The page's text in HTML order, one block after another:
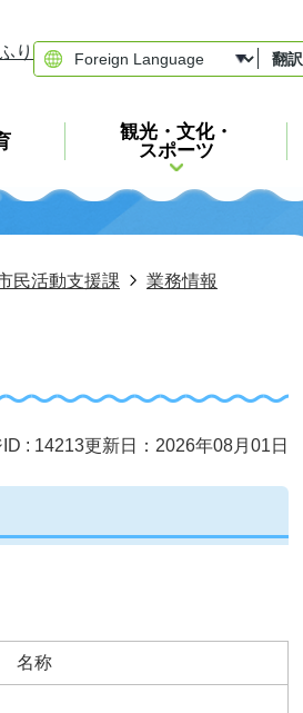
り 翻訳
観光・文化・
スポーツ
民活動支援課
業務情報
: 14213更新日：2026年08月01日
名称